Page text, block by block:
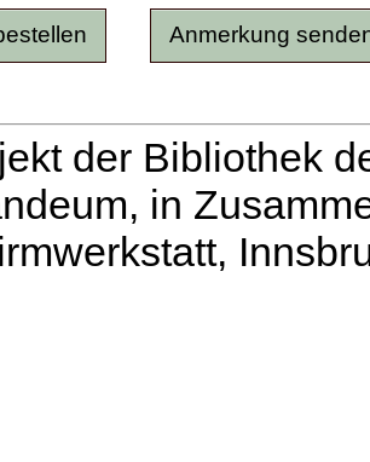
der Bibliothek
in